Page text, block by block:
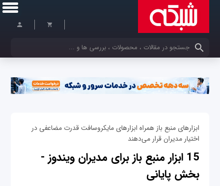
کلمات کلیدی خود را وارد کنید
ابزارهای منبع‌ باز همراه ابزارهای مایکروسافت قدرت مضاعفی در
اختیار مدیران قرار می‌دهند
15 ابزار منبع‌ باز برای مدیران ویندوز -
بخش پایانی